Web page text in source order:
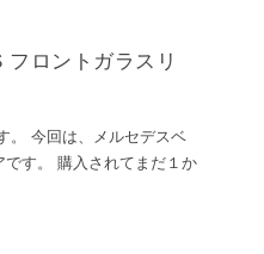
フロントガラスリ
。 今回は、メルセデスベ
です。 購入されてまだ１か